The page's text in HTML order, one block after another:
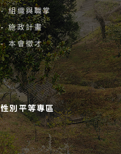
- 組織與職掌
- 施政計畫
- 本會徵才
性別平等專區